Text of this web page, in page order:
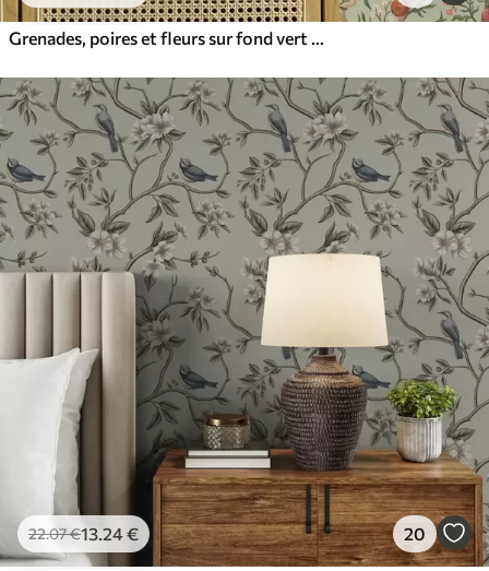
Grenades, poires et fleurs sur fond vert pâle
22.07€13.24€ 20